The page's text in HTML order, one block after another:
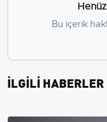
Bu içerik
İLGİLİ HABERLER